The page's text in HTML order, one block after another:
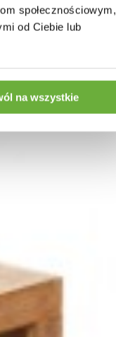
społecznościowym,
od Ciebie lub
na wszystkie